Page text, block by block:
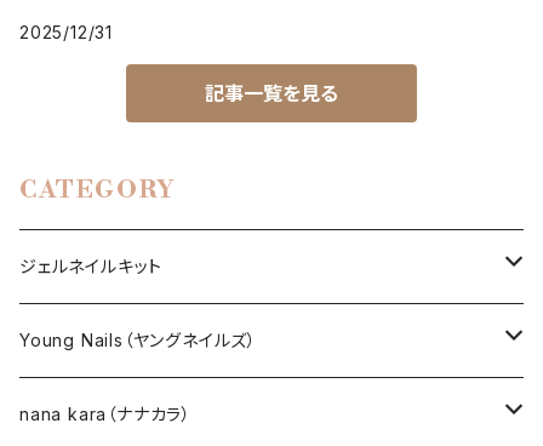
2025/12/31
記事一覧を見る
CATEGORY
ジェルネイルキット
選べるジェルネイルキット
ネイルアート作成キット
Young Nails（ヤングネイルズ）
BEST SELLERS（ベストセラー）
nana kara（ナナカラ）